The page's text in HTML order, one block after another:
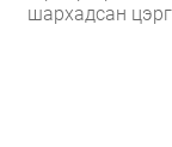
шархадсан